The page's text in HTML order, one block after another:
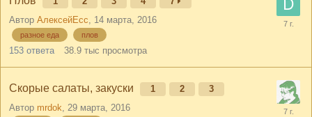
Автор АлексейЕсс, 14 марта, 2016
разное еда плов
153 ответа 38.9 тыс просмотра
Скорые салаты, закуски 1 2
3
Автор mrdok 29 марта, 2016